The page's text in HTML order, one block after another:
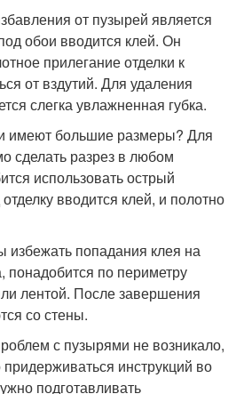
от пузырей является
обои вводится клей. Он
прилегание отделки к
от вздутий. Для удаления
слегка увлажненная губка.
имеют большие размеры? Для
сделать разрез в любом
использовать острый
вводится клей, и полотно
попадания клея на
понадобится по периметру
лентой. После завершения
со стены.
с пузырями не возникало,
инструкций во
подготавливать